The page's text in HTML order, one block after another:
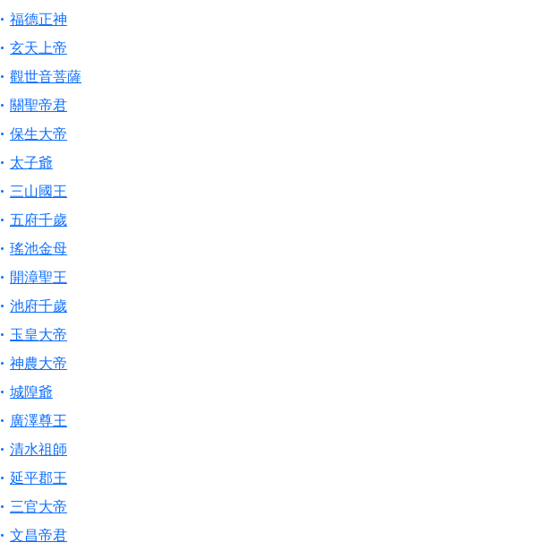
【桃園龜山 慈恩宮】丙午年慶讚中元普渡法會，正是讓我們用善念與功德，迴向冥陽兩
【新北八里 紫德宮】丙午年中元普渡讚普超薦法會，普施眾生・慎終追遠・廣植福田
【台北北投金虎爺會】父親節陪爸爸一起闖關趣，邀請大小朋友一起留下珍貴的家庭回憶
【新北八里 紫德宮】父親節奉茶感恩活動，一杯茶，一份心意；一句感謝，一生難忘。
【桃園新屋 深圳玄天宮】農曆七月擴大犒軍科儀，吉祥月不只有普渡祈福，也有一份感
【桃園新屋 深圳玄天宮】七娘媽聖誕祝壽慶典，誠摯邀請十方善信大德攜家帶眷前來參
【桃園慈善宮(天公廟)】虎爺元帥 開光大典，祈求虎爺神威護持，庇佑闔家平安、財運
歡迎友廟長官、小編加入我們LINE官方帳號，讓我們協助您的廟宇推廣。
歡迎信眾分享您前往廟宇的參拜體驗，推廣您的信仰
福德正神
玄天上帝
觀世音菩薩
關聖帝君
保生大帝
太子爺
三山國王
五府千歲
瑤池金母
開漳聖王
池府千歲
玉皇大帝
神農大帝
城隍爺
廣澤尊王
清水祖師
延平郡王
三官大帝
文昌帝君